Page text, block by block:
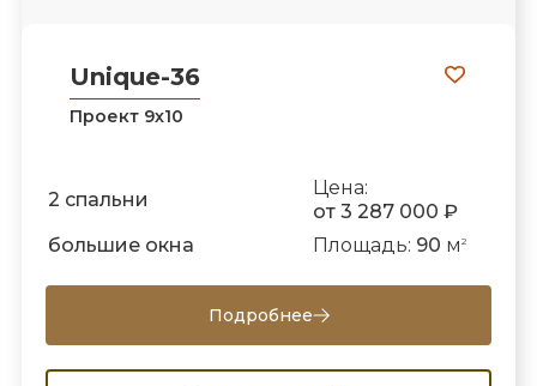
Unique-36
Проект 9х10
2 спальни
Цена:
от 3 287 000 ₽
большие окна
Площадь: 90 м 2
Подробнее